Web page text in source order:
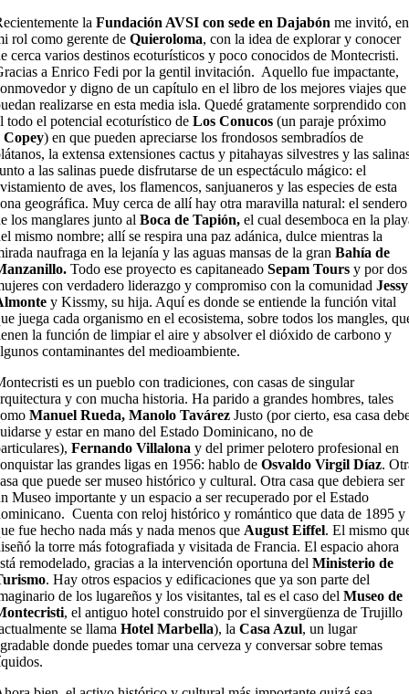
la Fundación AVSI con sede en Dajabón me invitó, en
rol como gerente de Quieroloma, con la idea de explorar y conocer
cerca varios destinos ecoturísticos y poco conocidos de Montecristi.
a Enrico Fedi por la gentil invitación. Aquello fue impactante,
y digno de un capítulo en el libro de los mejores viajes que
realizarse en esta media isla. Quedé gratamente sorprendido con
todo el potencial ecoturístico de Los Conucos (un paraje próximo
Copey) en que pueden apreciarse los frondosos sembradíos de
la extensa extensiones cactus y pitahayas silvestres y las
a las salinas puede disfrutarse de un espectáculo mágico: el
de aves, los flamencos, sanjuaneros y las especies de esta
geográfica. Muy cerca de allí hay otra maravilla natural: el sendero
los manglares junto al Boca de Tapión, el cual desemboca en la
mismo nombre; allí se respira una paz adánica, dulce mientras la
naufraga en la lejanía y las aguas mansas de la gran Bahía de
Todo ese proyecto es capitaneado Sepam Tours y por dos
con verdadero liderazgo y compromiso con la comunidad Jessy
y Kissmy, su hija. Aquí es donde se entiende la función vital
juega cada organismo en el ecosistema, sobre todos los mangles,
la función de limpiar el aire y absolver el dióxido de carbono y
contaminantes del medioambiente.
es un pueblo con tradiciones, con casas de singular
y con mucha historia. Ha parido a grandes hombres, tales
Manuel Rueda, Manolo Tavárez Justo (por cierto, esa casa
y estar en mano del Estado Dominicano, no de
Fernando Villalona y del primer pelotero profesional en
las grandes ligas en 1956: hablo de Osvaldo Virgil Díaz.
que puede ser museo histórico y cultural. Otra casa que debiera ser
Museo importante y un espacio a ser recuperado por el Estado
Cuenta con reloj histórico y romántico que data de 1895 y
fue hecho nada más y nada menos que August Eiffel. El mismo
la torre más fotografiada y visitada de Francia. El espacio ahora
remodelado, gracias a la intervención oportuna del Ministerio de
. Hay otros espacios y edificaciones que ya son parte del
de los lugareños y los visitantes, tal es el caso del Museo de
, el antiguo hotel construido por el sinvergüenza de Trujillo
se llama Hotel Marbella), la Casa Azul, un lugar
donde puedes tomar una cerveza y conversar sobre temas